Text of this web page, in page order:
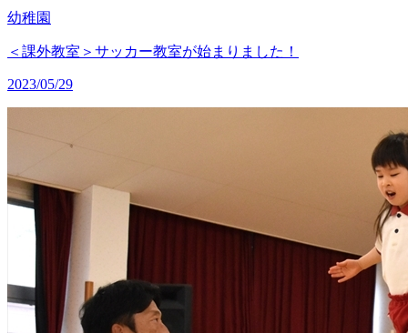
幼稚園
＜課外教室＞サッカー教室が始まりました！
2023/05/29